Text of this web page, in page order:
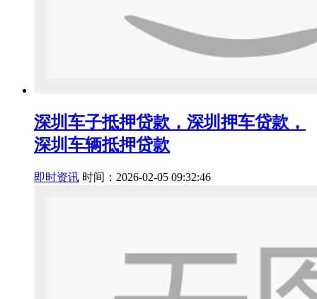
深圳车子抵押贷款，深圳押车贷款，
深圳车辆抵押贷款
即时资讯 时间：2026-02-05 09:32:46